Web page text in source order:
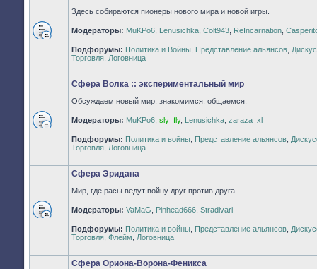
непрочитанных
сообщений
Здесь собираются пионеры нового мира и новой игры.
Модераторы: MuKPo6 Lenusichka Colt943 ReIncarnation
Подфорумы: Политика и Войны Представление альянсов
Торговля Логовница
непрочитанных
сообщений
Сфера Волка :: экспериментальный мир
Обсуждаем новый мир, знакомимся. общаемся.
Модераторы: MuKPo6 sly_fly, Lenusichka zaraza_xl
Подфорумы: Политика и войны Представление альянсов
Торговля Логовница
непрочитанных
сообщений
Сфера Эридана
Мир, где расы ведут войну друг против друга.
Модераторы: VaMaG Pinhead666 Stradivari
Подфорумы: Политика и войны Представление альянсов
Торговля Флейм Логовница
Сфера Ориона-Ворона-Феникса